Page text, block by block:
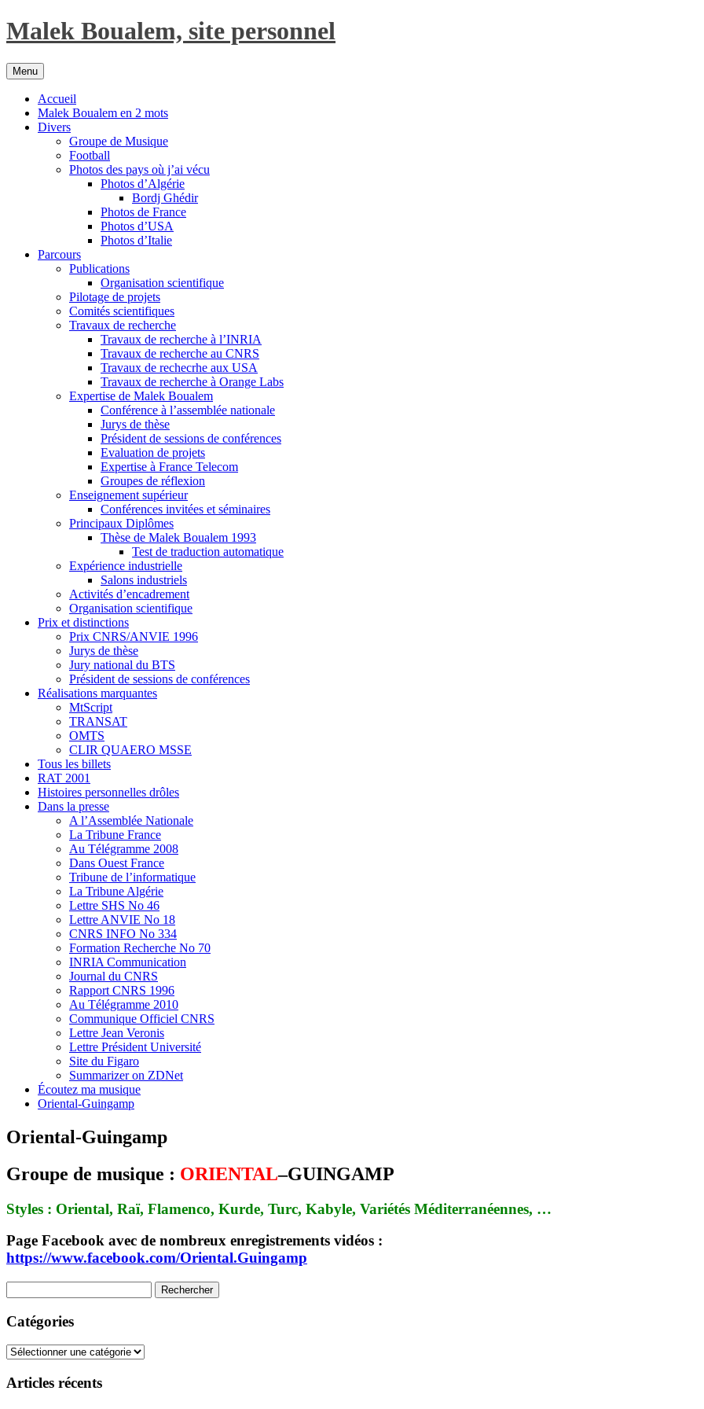
Aller
au
Malek Boualem, site personnel
Menu
Accueil
Malek Boualem en 2 mots
Divers
Groupe de Musique
Football
Photos des pays où j’ai vécu
Photos d’Algérie
Bordj Ghédir
Photos de France
Photos d’USA
Photos d’Italie
Parcours
Publications
Organisation scientifique
Pilotage de projets
Comités scientifiques
Travaux de recherche
Travaux de recherche à l’INRIA
Travaux de recherche au CNRS
Travaux de rechecrhe aux USA
Travaux de recherche à Orange Labs
Expertise de Malek Boualem
Conférence à l’assemblée nationale
Jurys de thèse
Président de sessions de conférences
Evaluation de projets
Expertise à France Telecom
Groupes de réflexion
Enseignement supérieur
Conférences invitées et séminaires
Principaux Diplômes
Thèse de Malek Boualem 1993
Test de traduction automatique
Expérience industrielle
Salons industriels
Activités d’encadrement
Organisation scientifique
Prix et distinctions
Prix CNRS/ANVIE 1996
Jurys de thèse
Jury national du BTS
Président de sessions de conférences
Réalisations marquantes
MtScript
TRANSAT
OMTS
CLIR QUAERO MSSE
Tous les billets
RAT 2001
Histoires personnelles drôles
Dans la presse
A l’Assemblée Nationale
La Tribune France
Au Télégramme 2008
Dans Ouest France
Tribune de l’informatique
La Tribune Algérie
Lettre SHS No 46
Lettre ANVIE No 18
CNRS INFO No 334
Formation Recherche No 70
INRIA Communication
Journal du CNRS
Rapport CNRS 1996
Au Télégramme 2010
Communique Officiel CNRS
Lettre Jean Veronis
Lettre Président Université
Site du Figaro
Summarizer on ZDNet
Écoutez ma musique
Oriental-Guingamp
Oriental-Guingamp
Groupe de musique : ORIENTAL–GUINGAMP
Styles : Oriental, Raï, Flamenco, Kurde, Turc, Kabyle, Variétés Méditerranéennes, …
Page Facebook avec de nombreux enregistrements vidéos :
https://www.facebook.com/Oriental.Guingamp
Catégories
Catégories
Articles récents